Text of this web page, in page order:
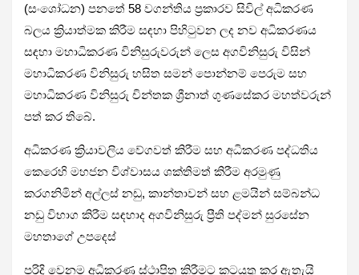
(සංශෝධන) පනතේ 58 වගන්තිය ප්‍රකාරව සිවිල් අධිකරණ
බලය ක්‍රියාත්මක කිරීම සඳහා පිහිටුවන ලද නව අධිකරණය
සඳහා මහාධිකරණ විනිසුරුවරුන් ලෙස අගවිනිසුරු විසින්
මහාධිකරණ විනිසුරු හසිත සමන් පොන්නම් පෙරුම සහ
මහාධිකරණ විනිසුරු චින්තක ශ්‍රීනාත් ගුණසේකර මහත්වරුන්
පත් කර තිබේ.
අධිකරණ ක්‍රියාවලිය වේගවත් කිරීම සහ අධිකරණ පද්ධතිය
කෙරෙහි මහජන විශ්වාසය ශක්තිමත් කිරීම අරමුණු
කරගනිමින් අල්ලස් නඩු, කාන්තාවන් සහ ළමයින් සම්බන්ධ
නඩු විභාග කිරීම සඳහාද අගවිනිසුරු ප්‍රීති පද්මන් සුරසේන
මහතාගේ උපදෙස්
පරිදි වෙනම අධිකරණ ස්ථාපිත කිරීමට කටයුතු කර ඇතැයි